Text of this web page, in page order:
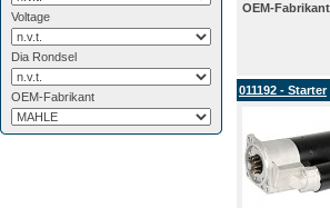
Voltage
Dia Rondsel
OEM-Fabrikant
OEM-Fabrikant
011192 - Starter